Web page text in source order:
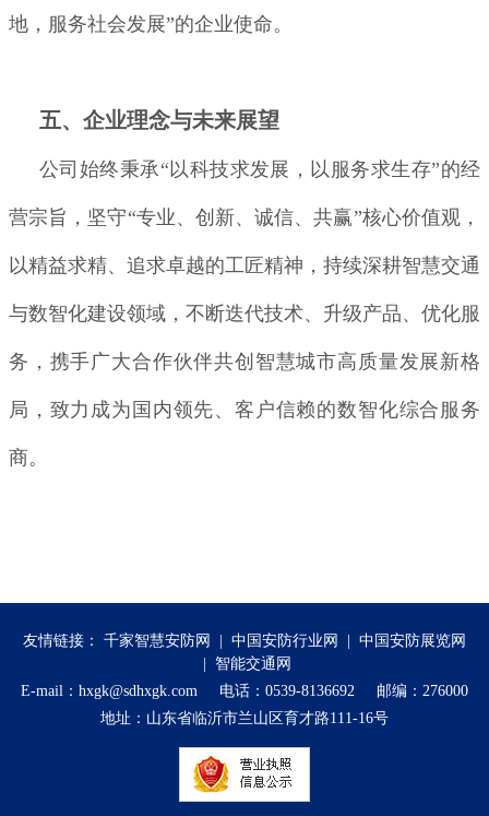
地，服务社会发展”的企业使命。
五、企业理念与未来展望
公司始终秉承“以科技求发展，以服务求生存”的经
营宗旨，坚守“专业、创新、诚信、共赢”核心价值观，
以精益求精、追求卓越的工匠精神，持续深耕智慧交通
与数智化建设领域，不断迭代技术、升级产品、优化服
务，携手广大合作伙伴共创智慧城市高质量发展新格
局，致力成为国内领先、客户信赖的数智化综合服务
商。
友情链接： 千家智慧安防网 中国安防行业网
中国安防展览网
智能交通网
E-mail：hxgk@sdhxgk.com 电话：0539-8136692 邮编：276000
地址：山东省临沂市兰山区育才路111-16号